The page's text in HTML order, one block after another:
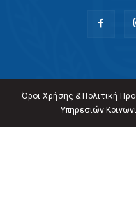
Όροι Χρήσης & Πολιτική
Υπηρεσιών